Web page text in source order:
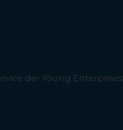
der Young